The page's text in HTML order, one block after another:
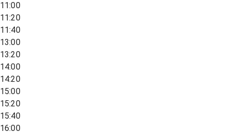
11:00
11:20
11:40
13:00
13:20
14:00
14:20
15:00
15:20
15:40
16:00